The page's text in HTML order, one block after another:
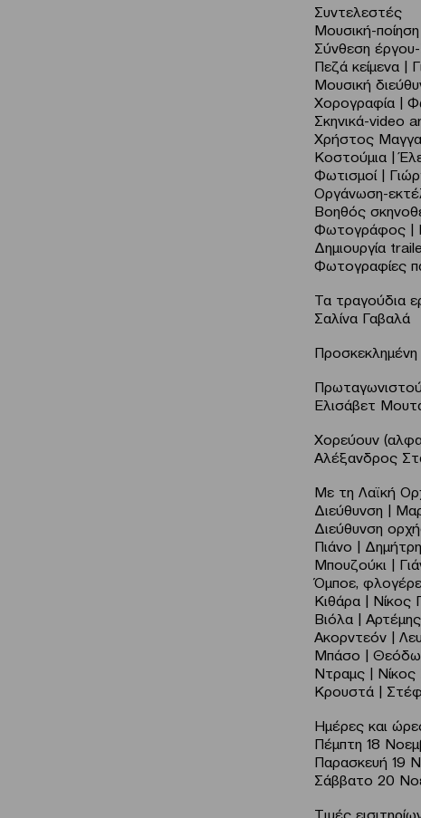
Συντελεστές
Μουσική-
Σύνθεση
Πεζά κείμενα |
Μουσική
Χορογραφία |
Σκηνικά-video
Χρήστος
Κοστούμια |
Φωτισμοί |
Οργάνωση-
Βοηθός
Φωτογράφος |
Δημιουργία
Φωτογραφίες
Τα τραγούδια
Σαλίνα Γαβαλά
Προσκεκλημένη
Ελισάβετ
Χορεύουν
Αλέξανδρος
Με τη Λαϊκή
Διεύθυνση |
Διεύθυνση
Πιάνο |
Μπουζούκι |
Όμποε,
Κιθάρα | Νίκος
Βιόλα |
Ακορντεόν |
Μπάσο |
Ντραμς |
Κρουστά |
Ημέρες και
Πέμπτη 18
Παρασκευή 19
Σάββατο 20
Τιμές